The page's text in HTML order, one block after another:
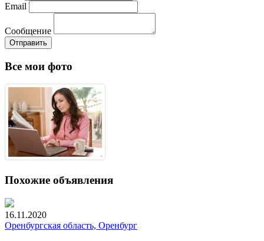
Email
Сообщение
Отправить
Все мои фото
Похожие объявления
16.11.2020
Оренбургская область, Оренбург